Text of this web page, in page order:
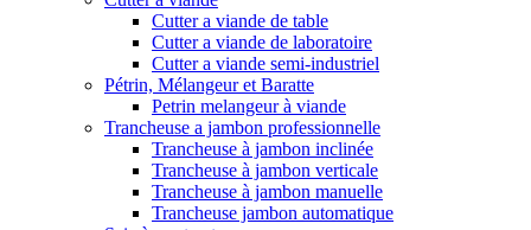
Cutter a viande de table
Cutter a viande de laboratoire
Cutter a viande semi-industriel
Pétrin, Mélangeur et Baratte
Petrin melangeur à viande
Trancheuse a jambon professionnelle
Trancheuse à jambon inclinée
Trancheuse à jambon verticale
Trancheuse à jambon manuelle
Trancheuse jambon automatique